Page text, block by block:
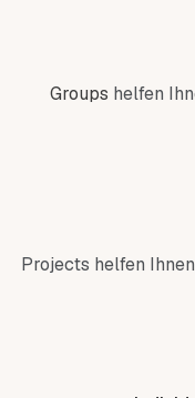
Groups helfen
Projects helfen